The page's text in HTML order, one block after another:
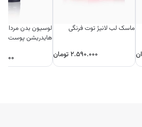
ماسک لب لانیژ توت فرنگی
۲.۵۹۰.۰۰۰تومان
لوسیون بدن مردانه
هایدریشن پوست